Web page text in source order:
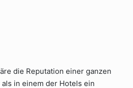
die Reputation einer ganzen
in einem der Hotels ein